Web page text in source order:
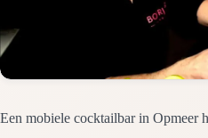
Een mobiele cocktailbar in Opmeer